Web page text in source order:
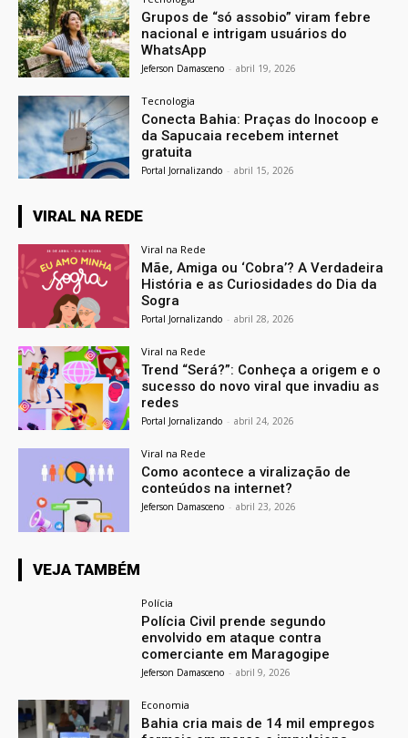
Grupos de “só assobio” viram febre
nacional e intrigam usuários do
WhatsApp
Jeferson Damasceno - abril 19, 2026
Tecnologia
Conecta Bahia: Praças do Inocoop e
da Sapucaia recebem internet
gratuita
Portal Jornalizando - abril 15, 2026
VIRAL NA REDE
Viral na Rede
Mãe, Amiga ou ‘Cobra’? A Verdadeira
História e as Curiosidades do Dia da
Sogra
Portal Jornalizando - abril 28, 2026
Viral na Rede
Trend “Será?”: Conheça a origem e o
sucesso do novo viral que invadiu as
redes
Portal Jornalizando - abril 24, 2026
Viral na Rede
Como acontece a viralização de
conteúdos na internet?
Jeferson Damasceno - abril 23, 2026
VEJA TAMBÉM
Polícia
Polícia Civil prende segundo
envolvido em ataque contra
comerciante em Maragogipe
Jeferson Damasceno - abril 9, 2026
Economia
Bahia cria mais de 14 mil empregos